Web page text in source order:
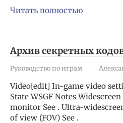
Читать полностью
Архив секретных
Руководство по играм
Video[edit] In-game video
State WSGF Notes
monitor See . Ultra-
of view (FOV) See .